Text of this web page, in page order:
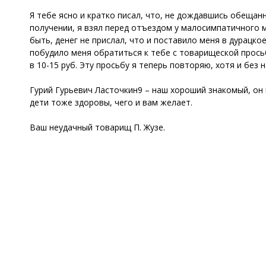
Я тебе ясно и кратко писал, что, не дождавшись
получении, я взял перед отъездом у малосимпатичного
быть, денег не прислал, что и поставило меня в
побудило меня обратиться к тебе с товарищеской
в 10-15 руб. Эту просьбу я теперь повторяю, хотя и без
Гурий Гурьевич Ласточкин9 – наш хороший знакомый,
дети тоже здоровы, чего и вам желает.
Ваш неудачный товарищ П. Жузе.